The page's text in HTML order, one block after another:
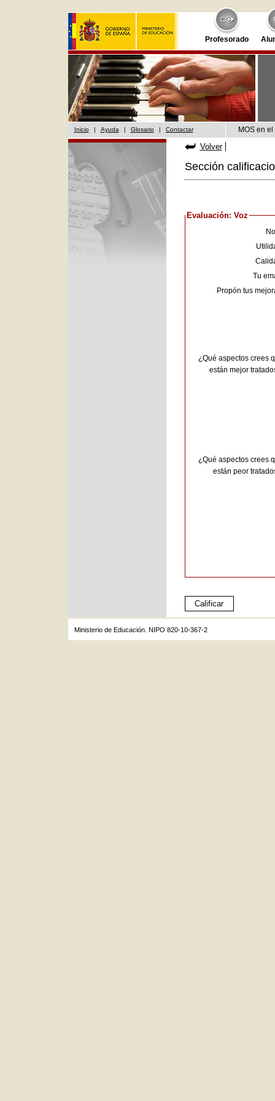
Profesorado
Inicio | Ayuda | Glosario | Contactar MOS en
Volver
Sección
Evaluación: Voz
Tu
Propón tus
¿Qué aspectos crees
están mejor
¿Qué aspectos crees
están peor
Ministerio de Educación. NIPO 820-10-367-2